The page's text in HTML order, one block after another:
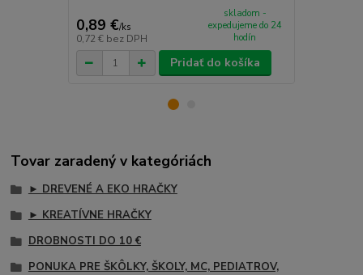
0,89 €/ks
0,72 € bez DPH
skladom -
expedujeme do 24
hodín
Pridať do košíka
Tovar zaradený v kategóriách
► DREVENÉ A EKO HRAČKY
► KREATÍVNE HRAČKY
DROBNOSTI DO 10 €
PONUKA PRE ŠKÔLKY, ŠKOLY, MC, PEDIATROV,